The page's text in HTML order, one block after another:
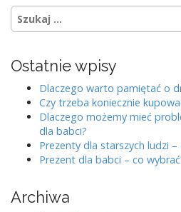
n
a
i
S
z
a
Ostatnie wpisy
Dlaczego warto pamiętać o
Czy trzeba koniecznie
Dlaczego możemy mieć
dla babci?
Prezenty dla starszych ludzi –
Prezent dla babci – co
Archiwa